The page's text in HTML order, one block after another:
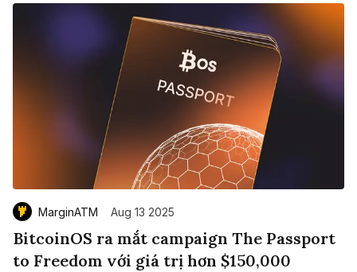
MarginATM Aug 13 2025
BitcoinOS ra mắt campaign The Passport
to Freedom với giá trị hơn $150,000